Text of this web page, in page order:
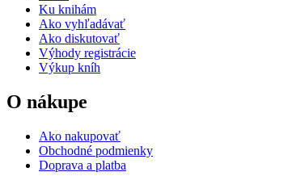
Ku knihám
Ako vyhľadávať
Ako diskutovať
Výhody registrácie
Výkup kníh
O nákupe
Ako nakupovať
Obchodné podmienky
Doprava a platba